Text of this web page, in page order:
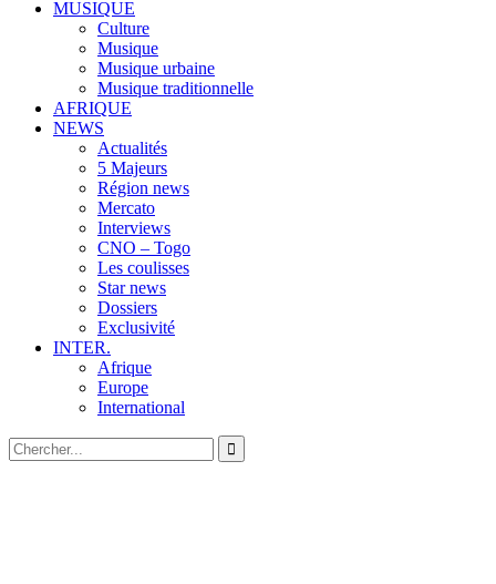
MUSIQUE
Culture
Musique
Musique urbaine
Musique traditionnelle
AFRIQUE
NEWS
Actualités
5 Majeurs
Région news
Mercato
Interviews
CNO – Togo
Les coulisses
Star news
Dossiers
Exclusivité
INTER.
Afrique
Europe
International